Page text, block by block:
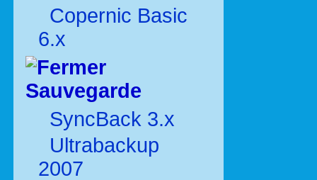
Copernic Basic
6.x
Sauvegarde
SyncBack 3.x
Ultrabackup
2007